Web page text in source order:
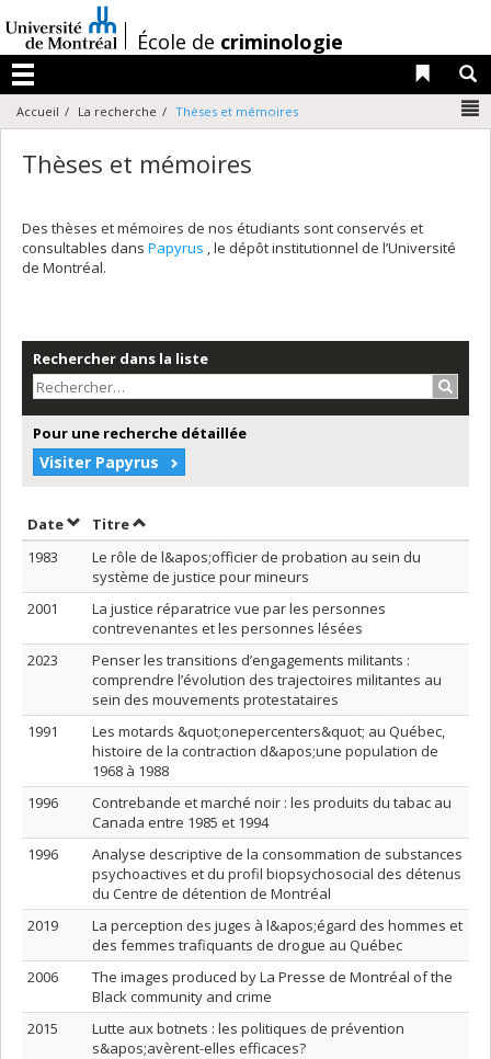
au
contenu
/École de criminologie
Menu
Liens
Accueil La recherche Thèses et mémoires
Thèses et mémoires
Des thèses et mémoires de nos étudiants sont conservés et
consultables dans Papyrus , le dépôt institutionnel de l’Université
de Montréal.
Rechercher dans la liste
Pour une recherche détaillée
Visiter Papyrus
DateTrier par date en ordre croissant
TitreTrier par titre en ordre croissant
1983
Le rôle de l&apos;officier de probation au sein du
système de justice pour mineurs
2001
La justice réparatrice vue par les personnes
contrevenantes et les personnes lésées
2023
Penser les transitions d’engagements militants :
comprendre l’évolution des trajectoires militantes au
sein des mouvements protestataires
1991
Les motards &quot;onepercenters&quot; au Québec,
histoire de la contraction d&apos;une population de
1968 à 1988
1996
Contrebande et marché noir : les produits du tabac au
Canada entre 1985 et 1994
1996
Analyse descriptive de la consommation de substances
psychoactives et du profil biopsychosocial des détenus
du Centre de détention de Montréal
2019
La perception des juges à l&apos;égard des hommes et
des femmes trafiquants de drogue au Québec
2006
The images produced by La Presse de Montréal of the
Black community and crime
2015
Lutte aux botnets : les politiques de prévention
s&apos;avèrent-elles efficaces?